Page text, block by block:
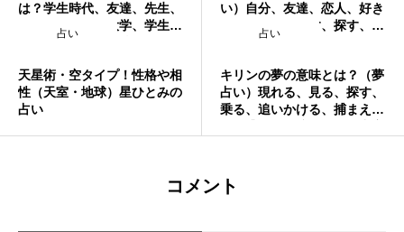
は？学生時代、友達、先生、
先輩、学生寮、大学、学生
証、教室、専門学校、好きだ
い）自分、友達、恋人、好き
な人、運ぶ、隠す、探す、仲
良くする、上司、食べる、発
占い
天星術・空タイプ！性格や相
性（天室・地球）星ひとみの
占い
占い
キリンの夢の意味とは？（夢
占い）現れる、見る、探す、
乗る、追いかける、捕まえ
コメント